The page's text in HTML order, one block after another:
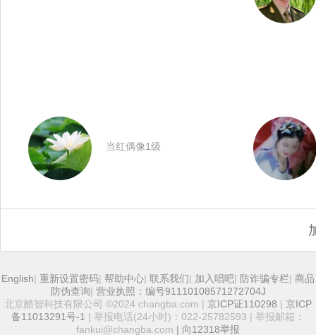
当红偶像1级
English| 重新设置密码| 帮助中心| 联系我们| 加入唱吧| 防诈骗专栏| 商品
防伪查询| 营业执照：编号91110108571272704J
北京酷智科技有限公司 ©2024 changba.com | 京ICP证110298 | 京ICP
备11013291号-1 | 举报电话(24小时)：022-25782593 | 举报邮箱：
fankui@changba.com | 向12318举报